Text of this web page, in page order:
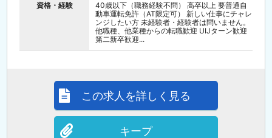
資格・経験
40歳以下（職務経験不問） 高卒以上 要普通自
動車運転免許（AT限定可） 新しい仕事にチャレ
ンジしたい方 未経験者・経験者は問いません。
他職種、他業種からの転職歓迎 UIJターン歓迎
第二新卒歓迎...
この求人を詳しく見る
キープ